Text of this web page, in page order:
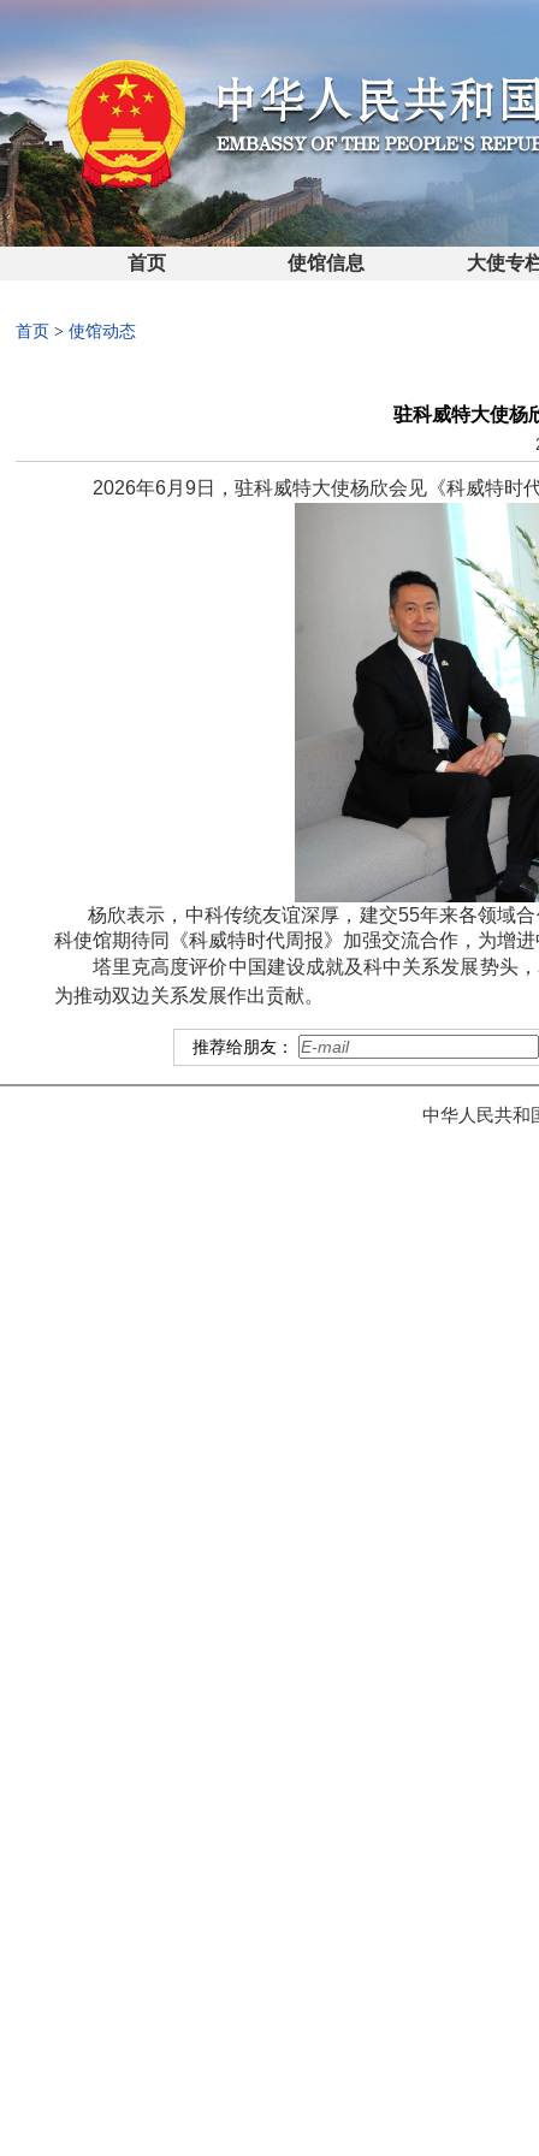
首页 使馆信息 大使专
首页 > 使馆动态
驻科威特大使杨
2026年6月9日，驻科威特大使杨欣会见《科威特时
杨欣表示，中科传统友谊深厚，建交55年来各领域
科使馆期待同《科威特时代周报》加强交流合作，为增
塔里克高度评价中国建设成就及科中关系发展势头
为推动双边关系发展作出贡献。
推荐给朋友：
中华人民共和